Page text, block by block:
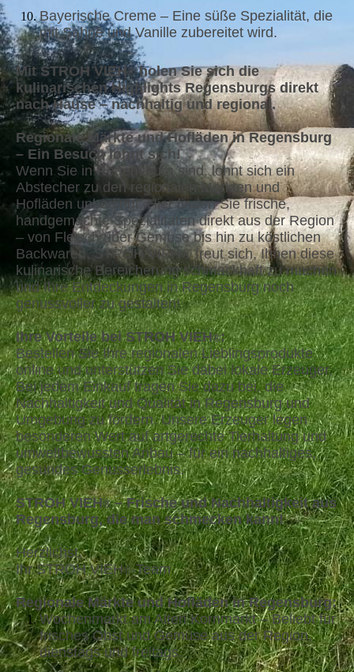
Bayerische Creme – Eine süße Spezialität, die
mit Sahne und Vanille zubereitet wird.
Mit STROH VIEH®holen Sie sich die
kulinarischen Highlights Regensburgs direkt
nach Hause – nachhaltig und regional.
Regionale Märkte und Hofläden in Regensburg
– Ein Besuch lohnt sich!
Wenn Sie in Regensburg sind, lohnt sich ein
Abstecher zu den regionalen Märkten und
Hofläden unbedingt. Hier finden Sie frische,
handgemachte Spezialitäten direkt aus der Region
– von Fleisch über Gemüse bis hin zu köstlichen
Backwaren. STROH VIEH® freut sich, Ihnen diese
kulinarische Bereicherung schmackhaft zu machen
und Ihre Entdeckungen in Regensburg noch
genussvoller zu gestalten!
Ihre Vorteile bei STROH VIEH®:
Bestellen Sie Ihre regionalen Lieblingsprodukte
online und unterstützen Sie dabei lokale Erzeuger.
Bei jedem Einkauf tragen Sie dazu bei, die
Nachhaltigkeit und Qualität in Regensburg und
Umgebung zu fördern. Unsere Erzeuger legen
besonderen Wert auf artgerechte Tierhaltung und
umweltbewussten Anbau – für ein nachhaltiges,
gesundes Genusserlebnis.
STROH VIEH®– Frische und Nachhaltigkeit aus
Regensburg, die man schmecken kann!
Herzlichst,
Ihr STROH VIEH®-Team
Regionale Märkte und Hofläden in Regensburg:
Wochenmarkt am Alten Kornmarkt – Beliebt für
frisches Obst und Gemüse aus der Region,
dienstags und freitags.